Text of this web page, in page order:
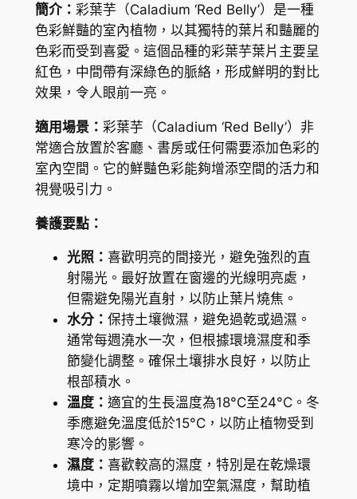
i
u
m
'
R
e
d
B
e
l
簡介： 彩葉芋（Caladium ‘Red Belly’）是一種
色彩鮮豔的室內植物，以其獨特的葉片和豔麗的
色彩而受到喜愛。這個品種的彩葉芋葉片主要呈
紅色，中間帶有深綠色的脈絡，形成鮮明的對比
效果，令人眼前一亮。
適用場景： 彩葉芋（Caladium ‘Red Belly’）非
常適合放置於客廳、書房或任何需要添加色彩的
室內空間。它的鮮豔色彩能夠增添空間的活力和
視覺吸引力。
養護要點：
光照： 喜歡明亮的間接光，避免強烈的直
射陽光。最好放置在窗邊的光線明亮處，
但需避免陽光直射，以防止葉片燒焦。
水分： 保持土壤微濕，避免過乾或過濕。
通常每週澆水一次，但根據環境濕度和季
節變化調整。確保土壤排水良好，以防止
根部積水。
溫度： 適宜的生長溫度為18°C至24°C。冬
季應避免溫度低於15°C，以防止植物受到
寒冷的影響。
濕度： 喜歡較高的濕度，特別是在乾燥環
境中，定期噴霧以增加空氣濕度，幫助植